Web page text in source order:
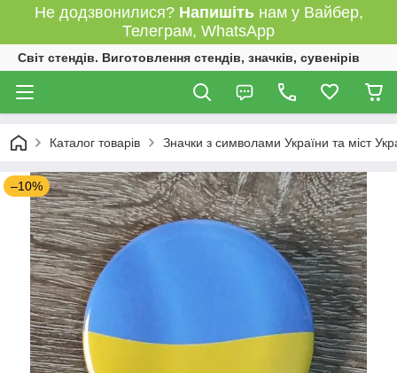
Не додзвонилися? Напишітьнам у Вайбер,
Телеграм, WhatsApp
Світ стендів. Виготовлення стендів, значків, сувенірів
Каталог товарів Значки з символами України та міст
–10%